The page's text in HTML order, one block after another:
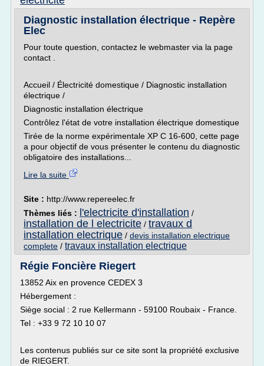
Diagnostic installation électrique - Repère
Elec
Pour toute question, contactez le webmaster via la page
contact .
Accueil / Électricité domestique / Diagnostic installation
électrique /
Diagnostic installation électrique
Contrôlez l'état de votre installation électrique domestique
Tirée de la norme expérimentale XP C 16-600, cette page
a pour objectif de vous présenter le contenu du diagnostic
obligatoire des installations...
Lire la suite
Site : http://www.repereelec.fr
Thèmes liés :
l'electricite d'installation /
installation de l electricite / travaux d
installation electrique / devis installation electrique
complete / travaux installation electrique
Régie Foncière Riegert
13852 Aix en provence CEDEX 3
Hébergement :
Siège social : 2 rue Kellermann - 59100 Roubaix - France.
Tel : +33 9 72 10 10 07
Les contenus publiés sur ce site sont la propriété exclusive
de RIEGERT.